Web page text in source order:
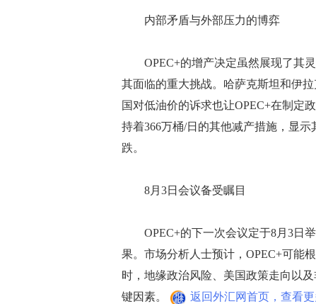
内部矛盾与外部压力的博弈
OPEC+的增产决定虽然展现了其灵
其面临的重大挑战。哈萨克斯坦和伊
国对低油价的诉求也让OPEC+在制定
持着366万桶/日的其他减产措施，显
跌。
8月3日会议备受瞩目
OPEC+的下一次会议定于8月3日举
果。市场分析人士预计，OPEC+可能
时，地缘政治风险、美国政策走向以
键因素。
返回外汇网首页，查看